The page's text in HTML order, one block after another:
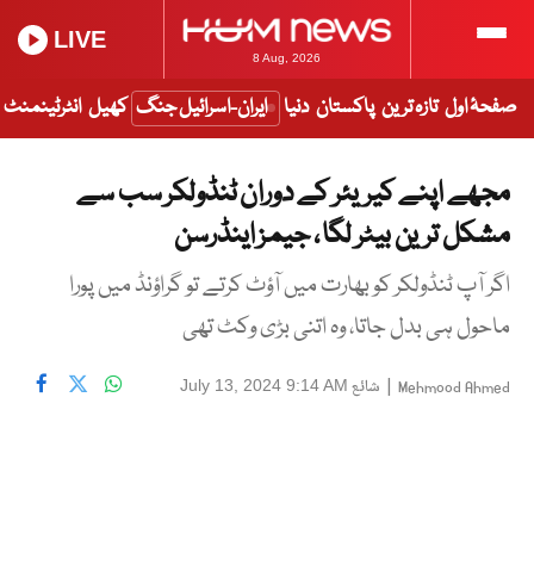
8 Aug, 2026
LIVE
صفحۂ اول تازہ ترین پاکستان دنیا ایران-اسرائیل جنگ کھیل انٹرٹینمنٹ
مجھے اپنے کیریئر کے دوران ٹنڈولکر سب سے
مشکل ترین بیٹر لگا ، جیمز اینڈرسن
اگر آپ ٹنڈولکر کو بھارت میں آؤٹ کرتے تو گراؤنڈ میں پورا
ماحول ہی بدل جاتا، وہ اتنی بڑی وکٹ تھی
Mehmood Ahmed
| شائع July 13, 2024 9:14 AM